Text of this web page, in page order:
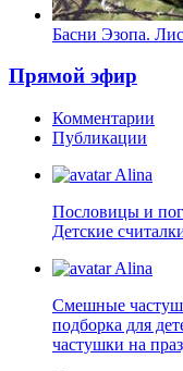
Басни Эзопа.
Прямой эфир
Комментарии
Публикации
Alina
Пословицы и
Детские
Alina
Смешные
подборка для
частушки на